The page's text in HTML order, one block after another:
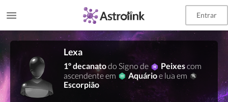
Entrar
Lexa
1º decanatodo Signo de Peixescom
ascendente em
Aquárioe lua em
Escorpião